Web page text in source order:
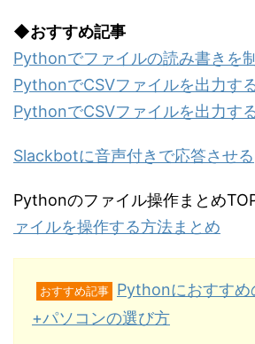
◆おすすめ記事
Pythonでファイルの読み書きを
PythonでCSVファイルを出力す
PythonでCSVファイルを出力す
Slackbotに音声付きで応答させる
Pythonのファイル操作まとめ
ァイルを操作する方法まとめ
おすすめ記事
Pythonにおすすめ
+パソコンの選び方